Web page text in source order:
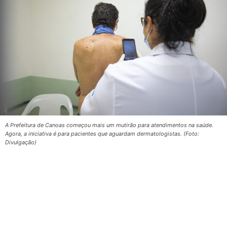
A Prefeitura de Canoas começou mais um mutirão para atendimentos na saúde.
Agora, a iniciativa é para pacientes que aguardam dermatologistas. (Foto:
Divulgação)